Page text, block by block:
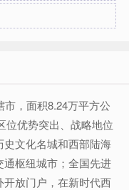
，面积8.24万平方公
位优势突出、战略地位
文化名城和西部陆海
枢纽城市；全国先进
放门户，在新时代西